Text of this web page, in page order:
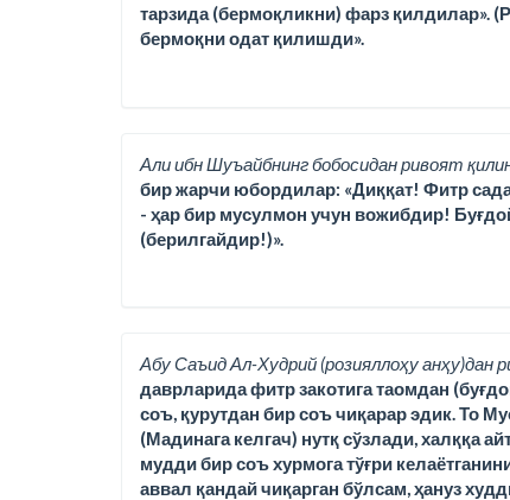
тарзида (бермоқликни) фарз қилдилар».
бермоқни одат қилишди».
Али ибн Шуъайбнинг бобосидан ривоят
бир жарчи юбордилар: «Диққат! Фитр
- ҳар бир мусулмон учун вожибдир!
(берилгайдир!)».
Абу Саъид Ал-Худрий (розияллоҳу анҳу)дан
даврларида фитр закотига таомдан
соъ, қурутдан бир соъ чиқарар эдик. То
(Мадинага келгач) нутқ сўзлади, халққа
мудди бир соъ хурмога тўғри
аввал қандай чиқарган бўлсам, ҳануз